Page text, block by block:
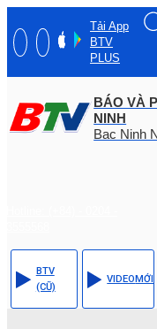
Tải App
BTV
PLUS
BÁO VÀ
NINH
Bac Ninh
BTV
(CŨ)
VIDEOMỚI